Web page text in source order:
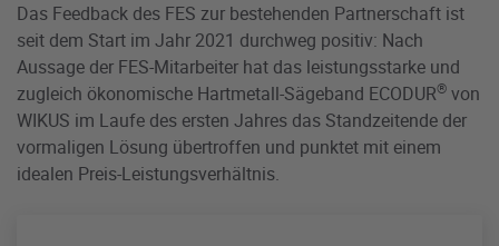
Das Feedback des FES zur bestehenden Partnerschaft ist
seit dem Start im Jahr 2021 durchweg positiv: Nach
Aussage der FES-Mitarbeiter hat das leistungsstarke und
zugleich ökonomische Hartmetall-Sägeband ECODUR® von
WIKUS im Laufe des ersten Jahres das Standzeitende der
vormaligen Lösung übertroffen und punktet mit einem
idealen Preis-Leistungsverhältnis.